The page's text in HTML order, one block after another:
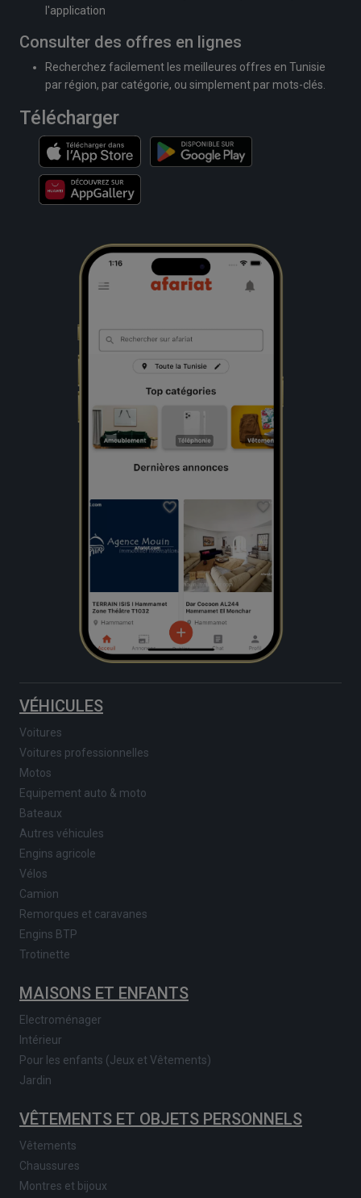
l'application
Consulter des offres en lignes
Recherchez facilement les meilleures offres en Tunisie
par région, par catégorie, ou simplement par mots-clés.
Télécharger
VÉHICULES
Voitures
Voitures professionnelles
Motos
Equipement auto & moto
Bateaux
Autres véhicules
Engins agricole
Vélos
Camion
Remorques et caravanes
Engins BTP
Trotinette
MAISONS ET ENFANTS
Electroménager
Intérieur
Pour les enfants (Jeux et Vêtements)
Jardin
VÊTEMENTS ET OBJETS PERSONNELS
Vêtements
Chaussures
Montres et bijoux